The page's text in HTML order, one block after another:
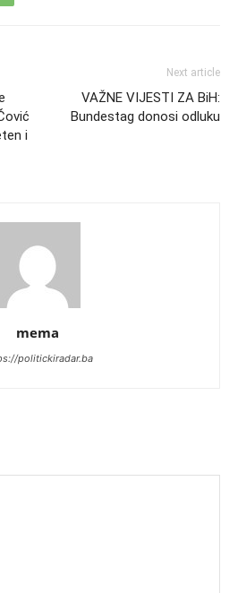
i
Next article
VAŽNE VIJESTI ZA BiH:
Bundestag donosi odluku
mema
politickiradar.ba